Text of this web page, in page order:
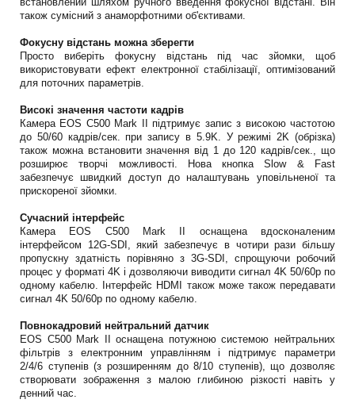
також сумісний з анаморфотними об'єктивами.
Фокусну відстань можна зберегти
Просто виберіть фокусну відстань під час зйомки, щоб
використовувати ефект електронної стабілізації, оптимізований
для поточних параметрів.
Високі значення частоти кадрів
Камера EOS C500 Mark II підтримує запис з високою частотою
до 50/60 кадрів/сек. при запису в 5.9K. У режимі 2K (обрізка)
також можна встановити значення від 1 до 120 кадрів/сек., що
розширює творчі можливості. Нова кнопка Slow & Fast
забезпечує швидкий доступ до налаштувань уповільненої та
прискореної зйомки.
Сучасний інтерфейс
Камера EOS C500 Mark II оснащена вдосконаленим
інтерфейсом 12G-SDI, який забезпечує в чотири рази більшу
пропускну здатність порівняно з 3G-SDI, спрощуючи робочий
процес у форматі 4K і дозволяючи виводити сигнал 4K 50/60p по
одному кабелю. Інтерфейс HDMI також може також передавати
сигнал 4K 50/60p по одному кабелю.
Повнокадровий нейтральний датчик
EOS C500 Mark II оснащена потужною системою нейтральних
фільтрів з електронним управлінням і підтримує параметри
2/4/6 ступенів (з розширенням до 8/10 ступенів), що дозволяє
створювати зображення з малою глибиною різкості навіть у
денний час.